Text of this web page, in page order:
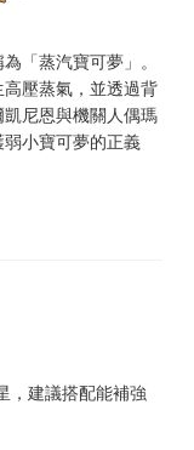
「蒸汽寶可夢」。
壓蒸氣，並透過背
尼恩與機關人偶瑪
小寶可夢的正義
，建議搭配能補強